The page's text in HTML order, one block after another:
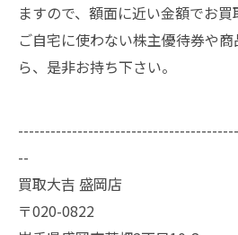
ますので、額面に近い金額でお買
ご自宅に使わない株主優待券や
ら、是非お持ち下さい。
--
買取大吉 盛岡店
〒020-0822